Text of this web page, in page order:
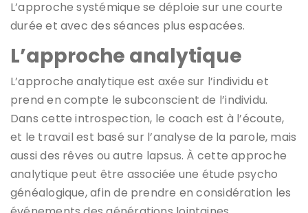
L’approche systémique se déploie sur une courte
durée et avec des séances plus espacées.
L’approche analytique
L’approche analytique est axée sur l’individu et
prend en compte le subconscient de l’individu.
Dans cette introspection, le coach est à l’écoute,
et le travail est basé sur l’analyse de la parole, mais
aussi des rêves ou autre lapsus. À cette approche
analytique peut être associée une étude psycho
généalogique, afin de prendre en considération les